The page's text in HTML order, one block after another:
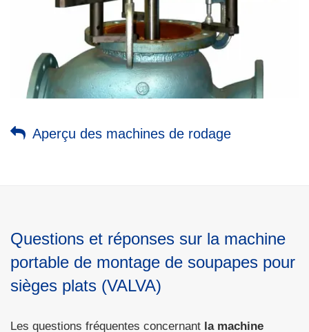
Aperçu des machines de rodage
Questions et réponses sur la machine
portable de montage de soupapes pour
sièges plats (VALVA)
Les questions fréquentes concernant la machine